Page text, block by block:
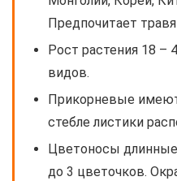
Предпочитает
Рост растения 18 –
видов.
Прикорневые
стебле листики
Цветоносы
до 3 цветочков.